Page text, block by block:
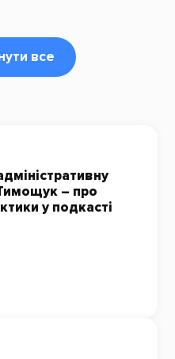
все
– про
у подкасті